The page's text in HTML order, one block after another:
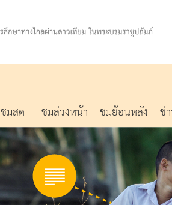
ชมสด ชมล่วงหน้า ชมย้อนหลัง ข่